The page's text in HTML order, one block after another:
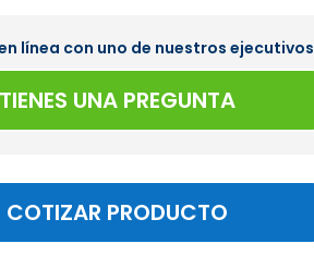
línea con uno de nuestros ejecutivos
TIENES UNA PREGUNTA
COTIZAR PRODUCTO